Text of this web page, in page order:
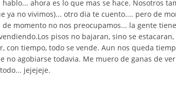
ahora es lo que mas se hace. Nosotros
ya no vivimos)... otro dia te cuento.... pero de
momento no nos preocupamos... la gente
pisos no bajaran, sino se
con tiempo, todo se vende. Aun nos queda
no agobiarse todavia. Me muero de ganas de
jejejeje.